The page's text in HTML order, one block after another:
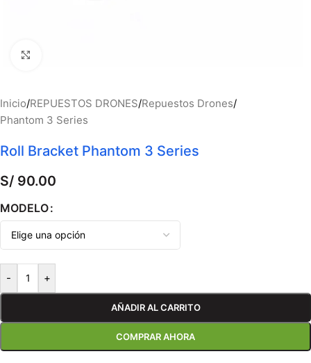
Inicio/REPUESTOS DRONES/Repuestos Drones/
Phantom 3 Series
Roll Bracket Phantom 3 Series
S/ 90.00
MODELO
- +
AÑADIR AL CARRITO
COMPRAR AHORA